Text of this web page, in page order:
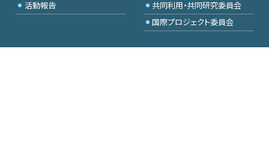
活動報告
共同利用・共同研究委員会
国際プロジェクト委員会